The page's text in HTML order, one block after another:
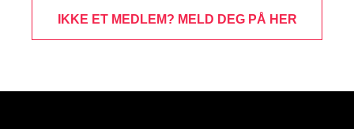
IKKE ET MEDLEM? MELD DEG PÅ HER